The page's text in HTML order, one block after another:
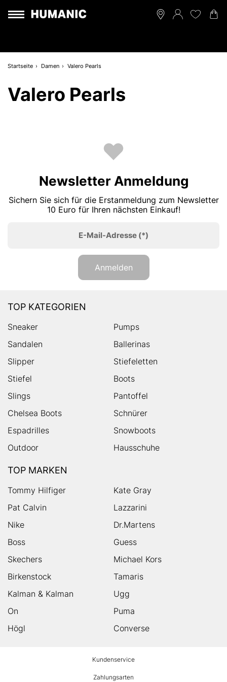
Startseite Damen Valero Pearls
Valero Pearls
Newsletter Anmeldung
Sichern Sie sich für die Erstanmeldung zum Newsletter
10 Euro für Ihren nächsten Einkauf!
E-Mail-Adresse (*)
Anmelden
TOP KATEGORIEN
Sneaker
Pumps
Sandalen
Ballerinas
Slipper
Stiefeletten
Stiefel
Boots
Slings
Pantoffel
Chelsea Boots
Schnürer
Espadrilles
Snowboots
Outdoor
Hausschuhe
TOP MARKEN
Tommy Hilfiger
Kate Gray
Pat Calvin
Lazzarini
Nike
Dr.Martens
Boss
Guess
Skechers
Michael Kors
Birkenstock
Tamaris
Kalman & Kalman
Ugg
On
Puma
Högl
Converse
Kundenservice
Zahlungsarten